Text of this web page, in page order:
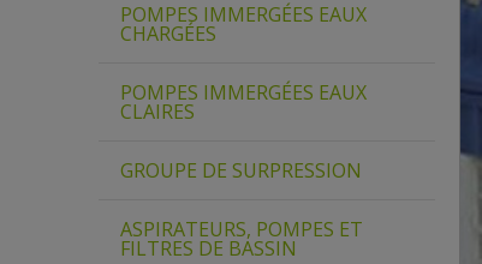
POMPES IMMERGÉES EAUX
CHARGÉES
POMPES IMMERGÉES EAUX
CLAIRES
GROUPE DE SURPRESSION
ASPIRATEURS, POMPES ET
FILTRES DE BASSIN